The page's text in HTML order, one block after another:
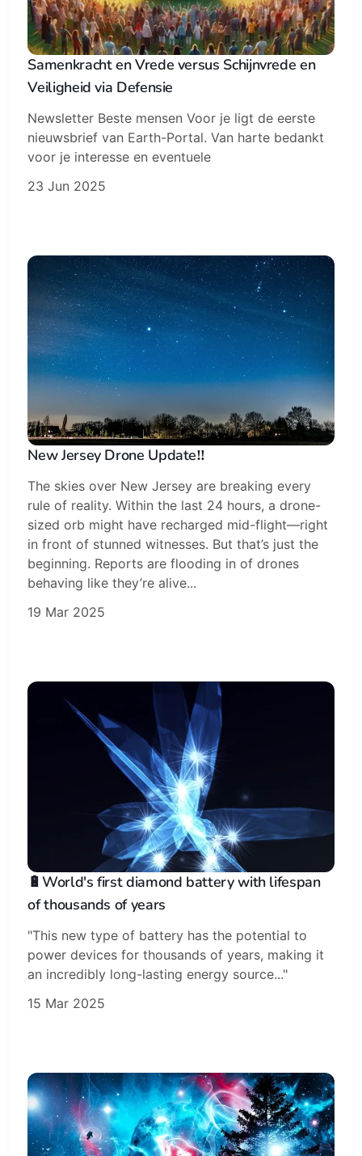
Subscribe
Sign in
Samenkracht en Vrede versus Schijnvrede en
Veiligheid via Defensie
Newsletter Beste mensen Voor je ligt de eerste
nieuwsbrief van Earth-Portal. Van harte bedankt
voor je interesse en eventuele
23 Jun 2025
New Jersey Drone Update‼️
The skies over New Jersey are breaking every
rule of reality. Within the last 24 hours, a drone-
sized orb might have recharged mid-flight—right
in front of stunned witnesses. But that’s just the
beginning. Reports are flooding in of drones
behaving like they’re alive...
19 Mar 2025
🔋World's first diamond battery with lifespan
of thousands of years
"This new type of battery has the potential to
power devices for thousands of years, making it
an incredibly long-lasting energy source..."
15 Mar 2025